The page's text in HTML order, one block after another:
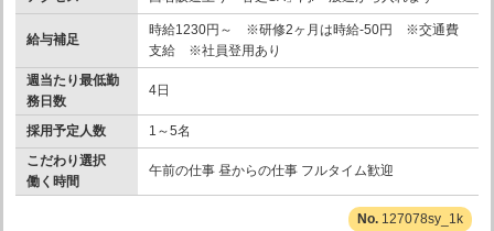
給与補足
時給1230円～ ※研修2ヶ月は時給-50円 ※交通費
支給 ※社員登用あり
週当たり最低勤
務日数
4日
採用予定人数
1～5名
こだわり選択
働く時間
午前の仕事 昼からの仕事 フルタイム歓迎
127078sy_1k